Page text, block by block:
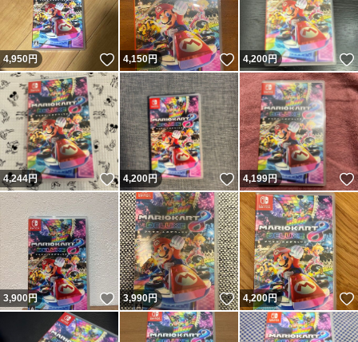
4,950円 いいね！
4,150円 いいね！
4,200円
4,244円 いいね！
4,200円 いいね！
4,199円
3,900円 いいね！
3,990円 いいね！
4,200円